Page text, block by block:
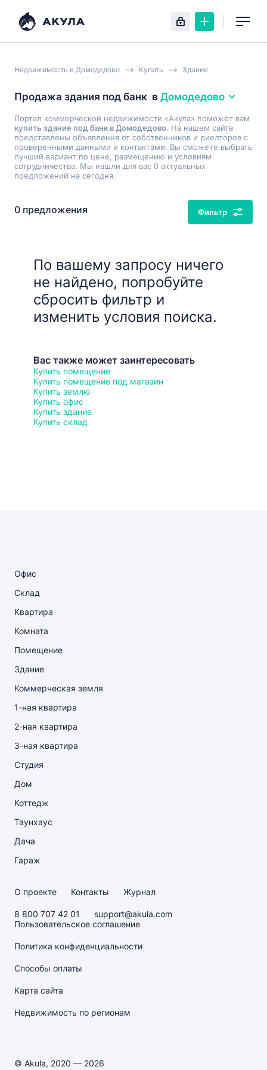
Недвижимость в Домодедово Купить Здание
Продажа здания под банк в Домодедово
Портал коммерческой недвижимости «Акула» поможет вам
купить здание под банк в Домодедово. На нашем сайте
представлены объявления от собственников и риелторов с
проверенными данными и контактами. Вы сможете выбрать
лучший вариант по цене, размещению и условиям
сотрудничества. Мы нашли для вас 0 актуальных
предложений на сегодня.
0 предложения Фильтр
По вашему запросу ничего
не найдено, попробуйте
сбросить фильтр и
изменить условия поиска.
Вас также может заинтересовать
Купить помещение
Купить помещение под магазин
Купить землю
Купить офис
Купить здание
Купить склад
Офис
Склад
Квартира
Комната
Помещение
Здание
Коммерческая земля
1-ная квартира
2-ная квартира
3-ная квартира
Студия
Дом
Коттедж
Таунхаус
Дача
Гараж
О проекте Контакты Журнал
8 800 707 42 01
support@akula.com
Пользовательское соглашение
Политика конфиденциальности
Способы оплаты
Карта сайта
Недвижимость по регионам
© Akula, 2020 — 2026